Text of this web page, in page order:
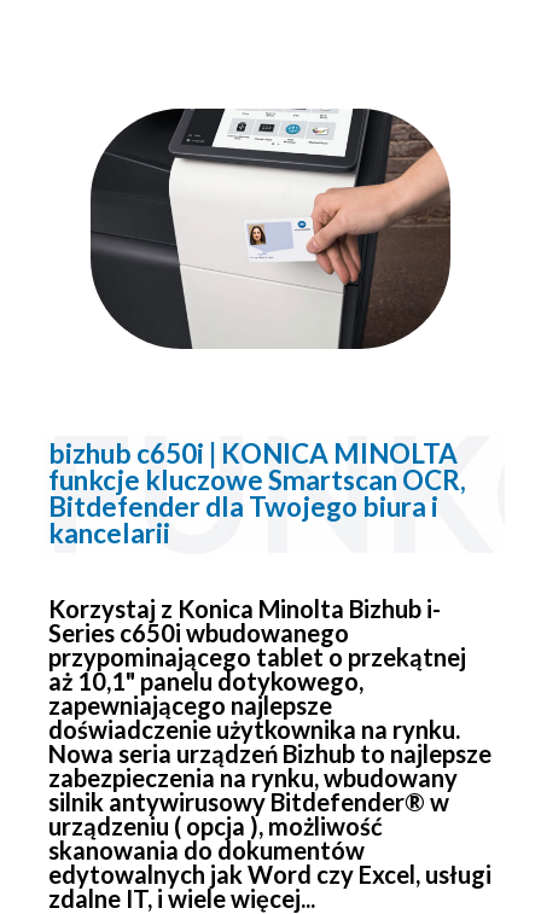
bizhub c650i | KONICA MINOLTA
funkcje kluczowe Smartscan OCR,
Bitdefender dla Twojego biura i
kancelarii
Korzystaj z Konica Minolta Bizhub i-
Series c650i wbudowanego
przypominającego tablet o przekątnej
aż 10,1" panelu dotykowego,
zapewniającego najlepsze
doświadczenie użytkownika na rynku.
Nowa seria urządzeń Bizhub to najlepsze
zabezpieczenia na rynku, wbudowany
silnik antywirusowy Bitdefender® w
urządzeniu ( opcja ), możliwość
skanowania do dokumentów
edytowalnych jak Word czy Excel, usługi
zdalne IT, i wiele więcej...